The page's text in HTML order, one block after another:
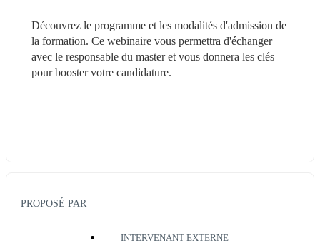
Découvrez le programme et les modalités d'admission de
la formation. Ce webinaire vous permettra d'échanger
avec le responsable du master et vous donnera les clés
pour booster votre candidature.
PROPOSÉ PAR
INTERVENANT EXTERNE